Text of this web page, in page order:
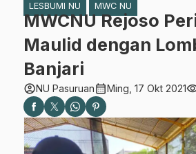
LESBUMI NU MWC NU
MWCNU Rejoso
Maulid dengan
Banjari
account_circleNU Pasuruancalendar_monthMing, 17 Okt 2021